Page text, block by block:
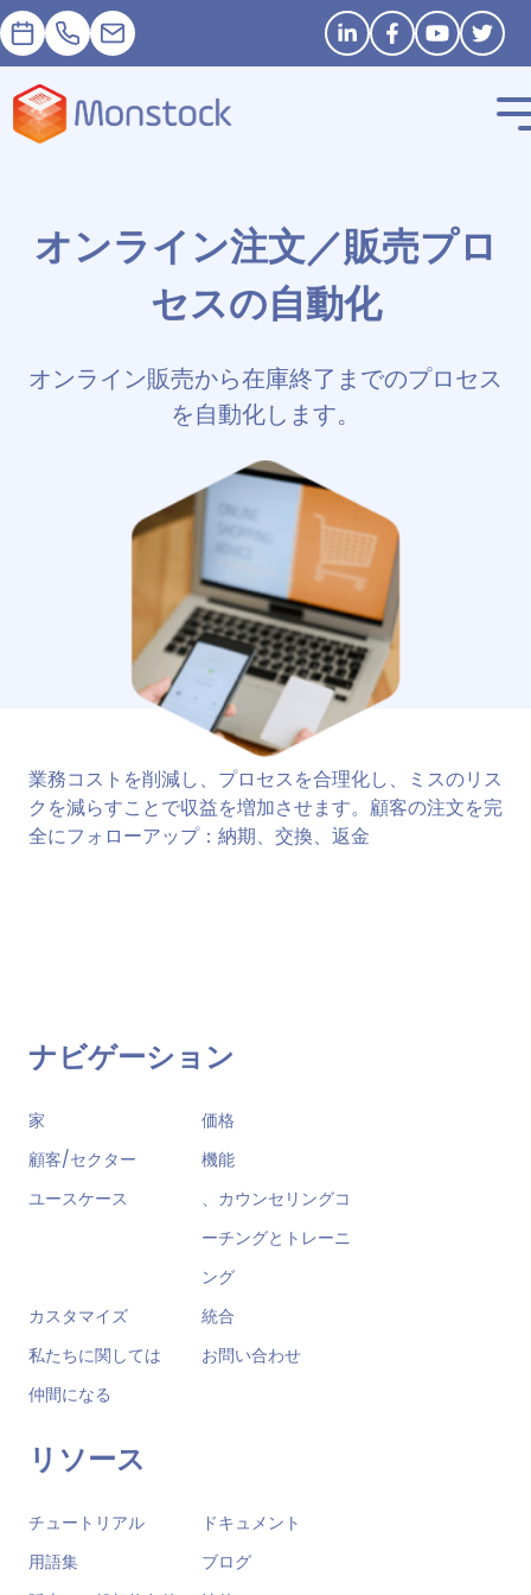
予約 +33 1 83 62 25 41
contact@monstock.net Stay in touch
オンライン注文／販売プロ
セスの自動化
オンライン販売から在庫終了までのプロセス
を自動化します。
業務コストを削減し、プロセスを合理化し、ミスのリス
クを減らすことで収益を増加させます。顧客の注文を完
全にフォローアップ：納期、交換、返金
ナビゲーション
家
価格
顧客/セクター
機能
ユースケース
、カウンセリングコ
ーチングとトレーニ
ング
カスタマイズ
統合
私たちに関しては
お問い合わせ
仲間になる
リソース
チュートリアル
ドキュメント
用語集
ブログ